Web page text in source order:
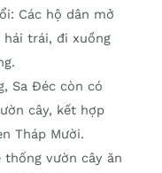
Các hộ dân mở
hái trái, đi xuồng
Sa Đéc còn có
cây, kết hợp
Tháp Mười.
thống vườn cây ăn